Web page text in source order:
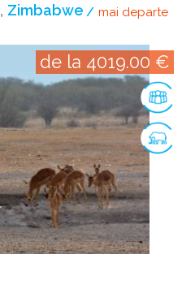
Zimbabwe mai departe
de la 4019.00 €